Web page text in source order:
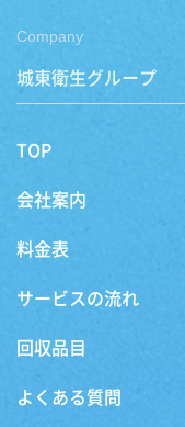
Company
城東衛生グループ
TOP
会社案内
料金表
サービスの流れ
回収品目
よくある質問